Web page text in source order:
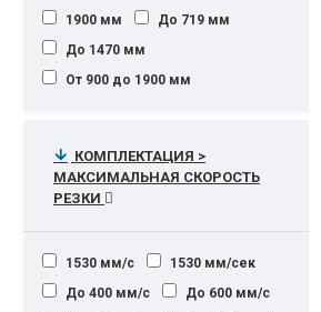
1900 мм
До 719 мм
До 1470 мм
От 900 до 1900 мм
КОМПЛЕКТАЦИЯ >
МАКСИМАЛЬНАЯ СКОРОСТЬ
РЕЗКИ
1530 мм/с
1530 мм/сек
До 400 мм/с
До 600 мм/с